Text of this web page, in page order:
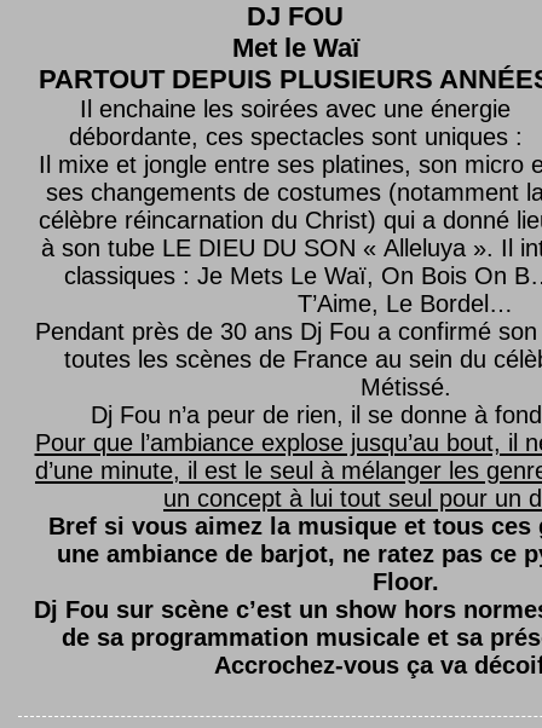
DJ FOU
Met le Waï
PARTOUT DEPUIS PLUSIEURS
Il enchaine les soirées avec une énergie
débordante, ces spectacles sont uniques :
Il mixe et jongle entre ses platines, son micro
ses changements de costumes (notamment
célèbre réincarnation du Christ) qui a donné
à son tube LE DIEU DU SON « Alleluya ». Il
classiques : Je Mets Le Waï, On Bois On
T’Aime, Le Bordel…
Pendant près de 30 ans Dj Fou a confirmé son
toutes les scènes de France au sein du
Métissé.
Dj Fou n’a peur de rien, il se donne à
Pour que l’ambiance explose jusqu’au bout, il
d’une minute, il est le seul à mélanger les
un concept à lui tout seul pour un
Bref si vous aimez la musique et tous ces
une ambiance de barjot, ne ratez pas ce
Floor.
Dj Fou sur scène c’est un show hors
de sa programmation musicale et sa
Accrochez-vous ça va